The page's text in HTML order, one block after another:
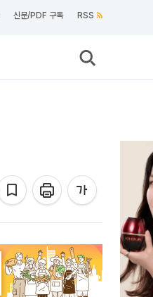
신문/PDF 구독 RSS